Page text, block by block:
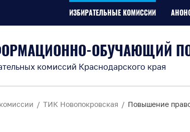
ИЗБИРАТЕЛЬНЫЕ КОМИССИИ
ОБУЧАЮЩИЙ
комиссий Краснодарского края
ТИК Новопокровская Повышение